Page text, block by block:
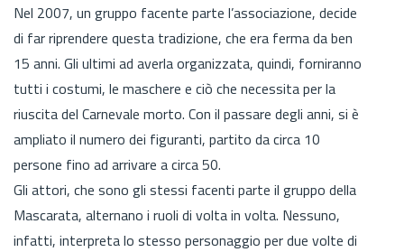
Nel 2007, un gruppo facente parte l’associazione, decide
di far riprendere questa tradizione, che era ferma da ben
15 anni. Gli ultimi ad averla organizzata, quindi, forniranno
tutti i costumi, le maschere e ciò che necessita per la
riuscita del Carnevale morto. Con il passare degli anni, si è
ampliato il numero dei figuranti, partito da circa 10
persone fino ad arrivare a circa 50.
Gli attori, che sono gli stessi facenti parte il gruppo della
Mascarata, alternano i ruoli di volta in volta. Nessuno,
infatti, interpreta lo stesso personaggio per due volte di